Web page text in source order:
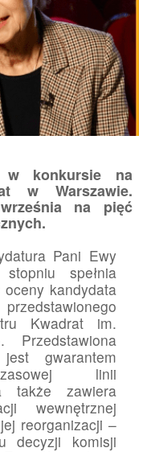
w konkursie na
w Warszawie.
na pięć
Pani Ewy
spełnia
kandydata
Kwadrat im.
Przedstawiona
gwarantem
linii
także zawiera
wewnętrznej
reorganizacji –
decyzji komisji